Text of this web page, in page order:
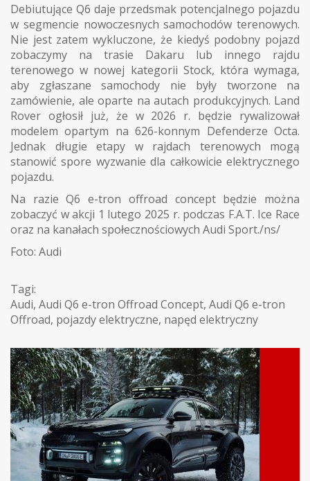
Debiutujące Q6 daje przedsmak potencjalnego pojazdu
w segmencie nowoczesnych samochodów terenowych.
Nie jest zatem wykluczone, że kiedyś podobny pojazd
zobaczymy na trasie Dakaru lub innego rajdu
terenowego w nowej kategorii Stock, która wymaga,
aby zgłaszane samochody nie były tworzone na
zamówienie, ale oparte na autach produkcyjnych. Land
Rover ogłosił już, że w 2026 r. będzie rywalizował
modelem opartym na 626-konnym Defenderze Octa.
Jednak długie etapy w rajdach terenowych mogą
stanowić spore wyzwanie dla całkowicie elektrycznego
pojazdu.
Na razie Q6 e-tron offroad concept będzie można
zobaczyć w akcji 1 lutego 2025 r. podczas F.A.T. Ice Race
oraz na kanałach społecznościowych Audi Sport./ns/
Foto: Audi
Tagi:
Audi, Audi Q6 e-tron Offroad Concept, Audi Q6 e-tron
Offroad, pojazdy elektryczne, napęd elektryczny